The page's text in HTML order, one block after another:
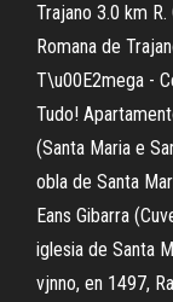
Trajano 3.0 km
Romana de
T\u00E2mega -
Tudo!
(Santa Maria e
obla de Santa
Eans Gibarra
iglesia de Santa
vjnno, en 1497,